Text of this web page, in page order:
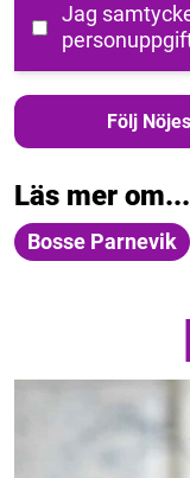
Jag
Följ
Läs mer om...
Bosse Parnevik